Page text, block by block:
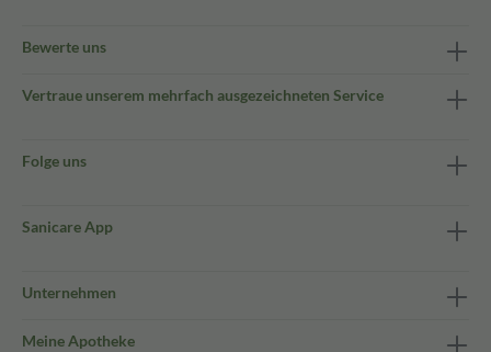
Bewerte uns
Vertraue unserem mehrfach ausgezeichneten Service
Folge uns
Sanicare App
Unternehmen
Meine Apotheke